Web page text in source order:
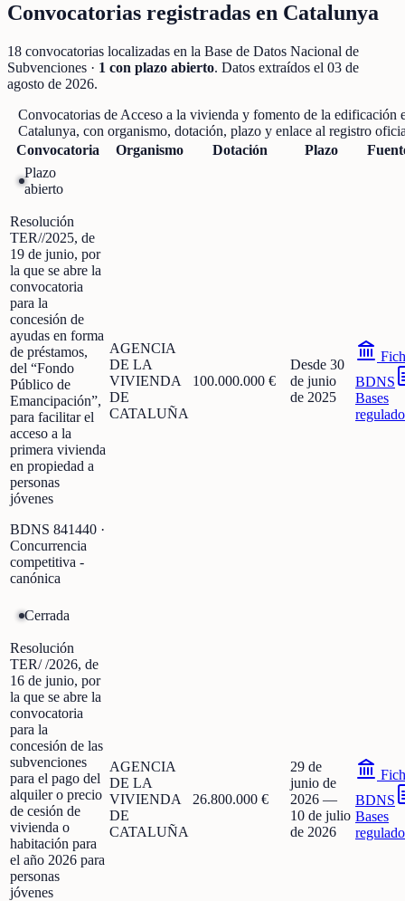
Convocatorias registradas en Catalunya
18 convocatorias localizadas en la Base de Datos Nacional de
Subvenciones · 1 con plazo abierto. Datos extraídos el 03 de
agosto de 2026.
Convocatorias de Acceso a la vivienda y fomento de la edificación
Catalunya, con organismo, dotación, plazo y enlace al registro
Convocatoria
Organismo Dotación Plazo
Plazo
abierto
Resolución
TER//2025, de
19 de junio, por
la que se abre la
convocatoria
para la
concesión de
ayudas en forma
de préstamos,
del “Fondo
Público de
Emancipación”,
para facilitar el
acceso a la
primera vivienda
en propiedad a
personas
jóvenes
BDNS 841440 ·
Concurrencia
competitiva -
canónica
AGENCIA
DE LA
VIVIENDA
DE
CATALUÑA
100.000.000 €
Desde 30
de junio
de 2025
BDNS
Bases
Cerrada
Resolución
TER/ /2026, de
16 de junio, por
la que se abre la
convocatoria
para la
concesión de las
subvenciones
para el pago del
alquiler o precio
de cesión de
vivienda o
habitación para
el año 2026 para
personas
jóvenes
AGENCIA
DE LA
VIVIENDA
DE
CATALUÑA
26.800.000 €
29 de
junio de
2026 —
10 de julio
de 2026
BDNS
Bases